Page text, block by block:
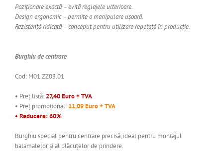
Poziționare exactă – evită reglajele ulterioare.
Design ergonomic – permite o manipulare ușoară.
Rezistență ridicată – conceput pentru utilizare repetată în producție.
Burghiu de centrare
Cod: M01.ZZ03.01
• Preț listă:27,40 Euro + TVA
• Preț promoțional: 11,09 Euro + TVA
• Reducere: 60%
Burghiu special pentru centrare precisă, ideal pentru montajul
balamalelor și al plăcuțelor de prindere.